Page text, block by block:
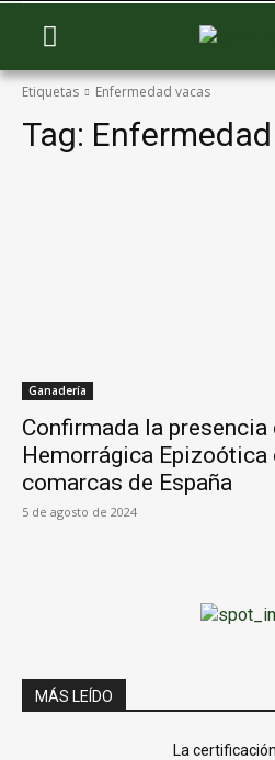
Etiquetas Enfermedad vacas
Tag:
Ganadería
Confirmada la presencia
Hemorrágica Epizoótica
comarcas de España
5 de agosto de 2024
MÁS LEÍDO
La